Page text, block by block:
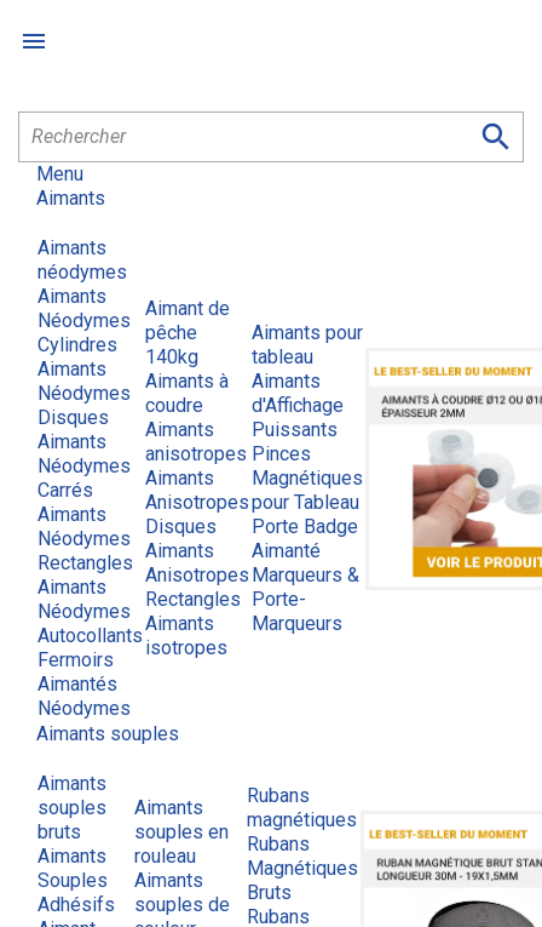


Menu
Aimants
Aimants
néodymes
Aimants
Néodymes
Cylindres
Aimants
Néodymes
Disques
Aimants
Néodymes
Carrés
Aimants
Néodymes
Rectangles
Aimants
Néodymes
Autocollants
Fermoirs
Aimantés
Néodymes
Aimant de
pêche
140kg
Aimants à
coudre
Aimants
anisotropes
Aimants
Anisotropes
Disques
Aimants
Anisotropes
Rectangles
Aimants
isotropes
Aimants pour
tableau
Aimants
d'Affichage
Puissants
Pinces
Magnétiques
pour Tableau
Porte Badge
Aimanté
Marqueurs &
Porte-
Marqueurs
Aimants souples
Aimants
souples
bruts
Aimants
Souples
Adhésifs
Aimants
souples en
rouleau
Aimants
souples de
Rubans
magnétiques
Rubans
Magnétiques
Bruts
Rubans